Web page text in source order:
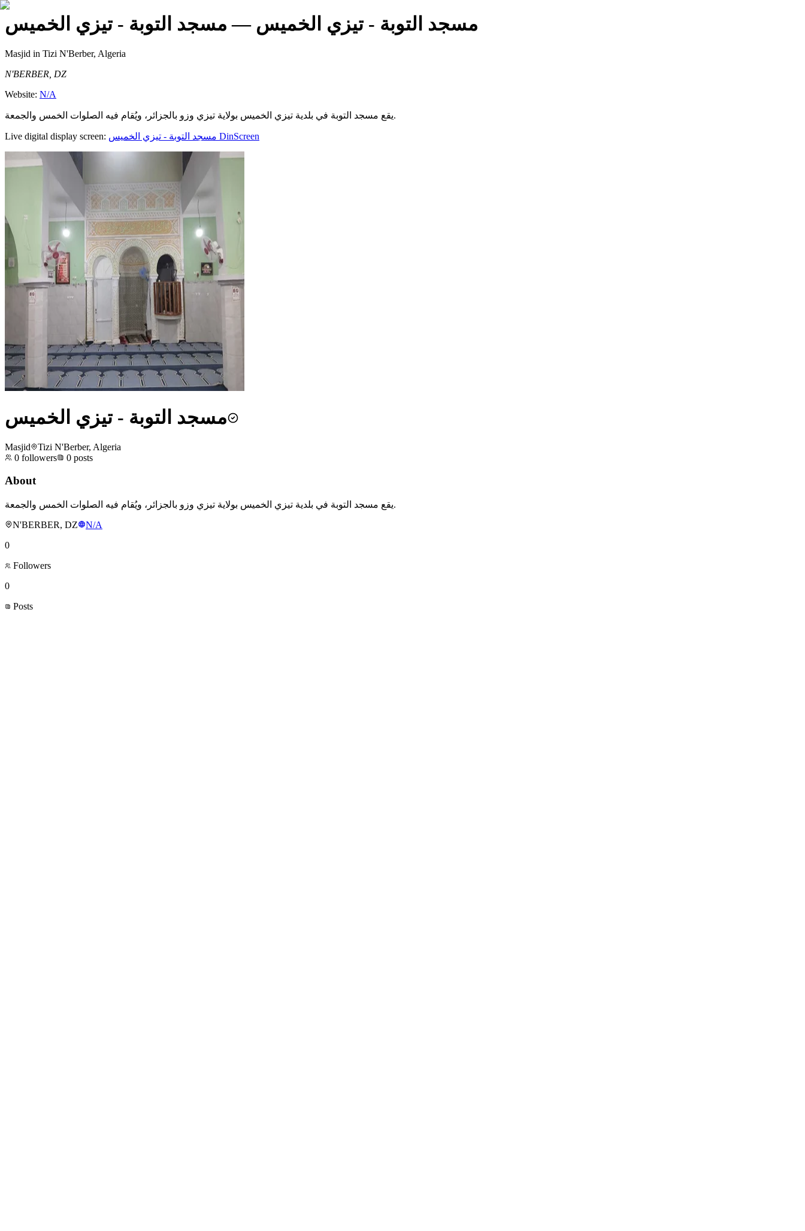
مسجد التوبة - تيزي الخميس — مسجد التوبة - تيزي الخميس
Masjid in Tizi N'Berber, Algeria
N'BERBER, DZ
Website: N/A
يقع مسجد التوبة في بلدية تيزي الخميس بولاية تيزي وزو بالجزائر، ويُقام فيه الصلوات الخمس والجمعة.
Live digital display screen: مسجد التوبة - تيزي الخميس DinScreen
مسجد التوبة - تيزي الخميس
Masjid
Tizi N'Berber, Algeria
0 followers 0 posts
About
يقع مسجد التوبة في بلدية تيزي الخميس بولاية تيزي وزو بالجزائر، ويُقام فيه الصلوات الخمس والجمعة.
N'BERBER, DZ
N/A
0
Followers
0
Posts